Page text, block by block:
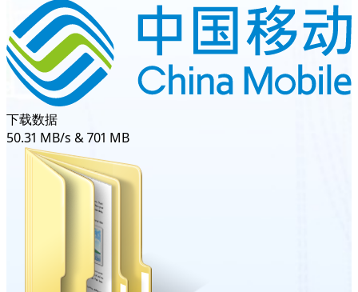
下载数据
50.31 MB/s & 701 MB